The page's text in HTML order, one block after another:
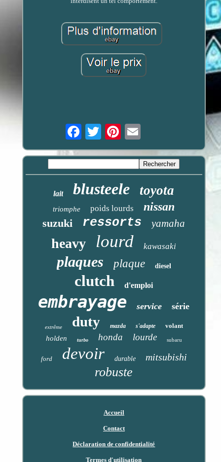
Email
lait blusteele toyota
triomphe poids lourds nissan
suzuki ressorts yamaha
heavy lourd kawasaki
plaques plaque diesel
clutch d'emploi
embrayage service série
extrême duty mazda s'adapte volant
holden turbo honda lourde subaru
ford devoir durable mitsubishi
robuste
Accueil
Contact
Déclaration de confidentialité
Termes d'utilisation